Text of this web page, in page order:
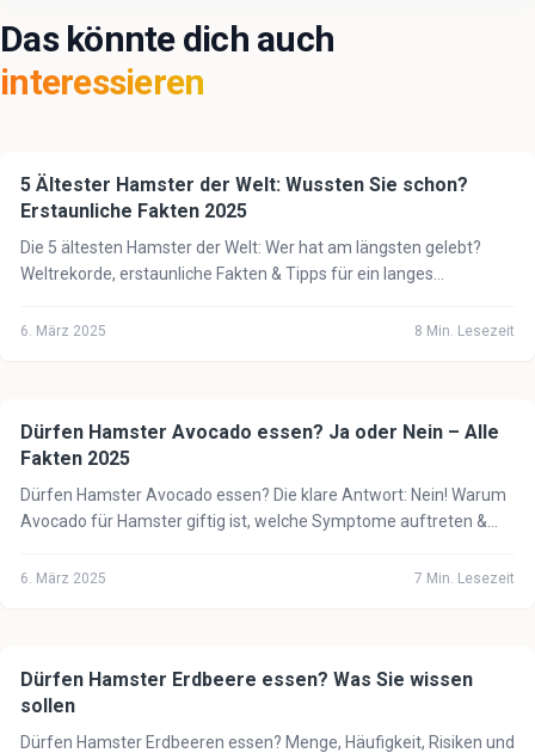
Das könnte dich auch
interessieren
🐹 Hamster
5 Ältester Hamster der Welt: Wussten Sie schon?
Erstaunliche Fakten 2025
Die 5 ältesten Hamster der Welt: Wer hat am längsten gelebt?
Weltrekorde, erstaunliche Fakten & Tipps für ein langes
6. März 2025 8 Min. Lesezeit
🐹 Hamster
Dürfen Hamster Avocado essen? Ja oder Nein – Alle
Fakten 2025
Dürfen Hamster Avocado essen? Die klare Antwort: Nein! Warum
Avocado für Hamster giftig ist, welche Symptome auftreten &
6. März 2025 7 Min. Lesezeit
🐹 Hamster
Dürfen Hamster Erdbeere essen? Was Sie wissen
sollen
Dürfen Hamster Erdbeeren essen? Menge, Häufigkeit, Risiken und